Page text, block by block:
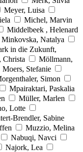
Meyer, Luisa
Michel, Marvin
Middelbeek , Helenard
Minkovska, Natalya
in die Zukunft,
Christa
Möllmann,
Moers, Stefanie
Simon
Mpairaktari, Paskalia
Müller, Marlen
Lotte
Brendler, Sabine
Muzzio, Melina
Nabuqi, Navci
Najork, Lea